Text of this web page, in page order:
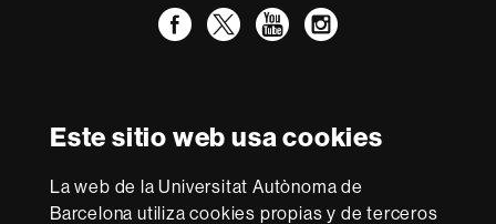
Este sitio web usa cookies
La web de la Universitat Autònoma de
Barcelona utiliza cookies propias y de terceros
Facebook
TwitterYouTube
Instagram
Excellence
Research
-
Con la financiación de